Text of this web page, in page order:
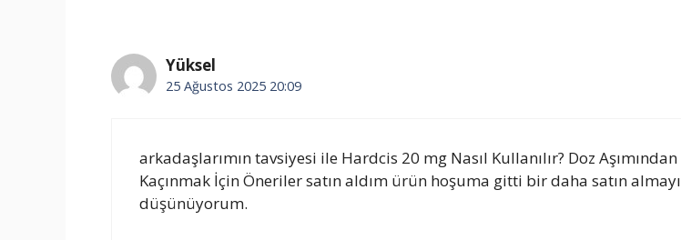
Yüksel
25 Ağustos 2025 20:09
arkadaşlarımın tavsiyesi ile Hardcis 20 mg Nasıl Kullanılır? Doz Aşımından
Kaçınmak İçin Öneriler satın aldım ürün hoşuma gitti bir daha satın almayı
düşünüyorum.